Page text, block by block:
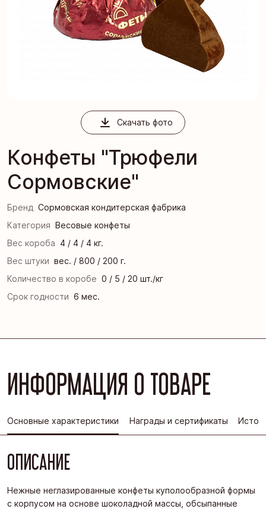
Скачать фото
Конфеты "Трюфели
Сормовские"
Бренд Сормовская кондитерская фабрика
Категория Весовые конфеты
Вес короба 4 / 4 / 4 кг.
Вес штуки вес. / 800 / 200 г.
Количество в коробе 0 / 5 / 20 шт./кг
Срок годности 6 мес.
ИНФОРМАЦИЯ О ТОВАРЕ
Основные характеристики Награды и сертификаты
ОПИСАНИЕ
Нежные неглазированные конфеты куполообразной формы
с корпусом на основе шоколадной массы, обсыпанные